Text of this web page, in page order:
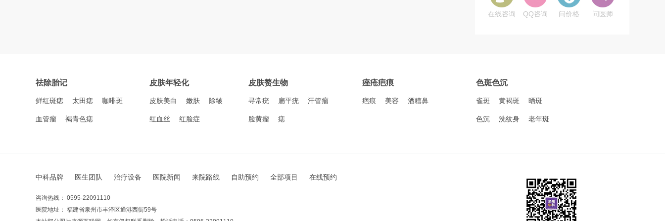
在线咨询 QQ咨询 问价格 问医师
祛除胎记
鲜红斑痣 太田痣 咖啡斑
血管瘤 褐青色痣
皮肤年轻化
皮肤美白 嫩肤 除皱
红血丝 红脸症
皮肤赘生物
寻常疣 扁平疣 汗管瘤
脸黄瘤 痣
痤疮疤痕
疤痕 美容 酒糟鼻
色斑色沉
雀斑 黄褐斑 晒斑
色沉 洗纹身 老年斑
中科品牌 医生团队 治疗设备 医院新闻 来院路线 自助预约 全部项目 在线预约
咨询热线： 0595-22091110
医院地址： 福建省泉州市丰泽区通港西街59号